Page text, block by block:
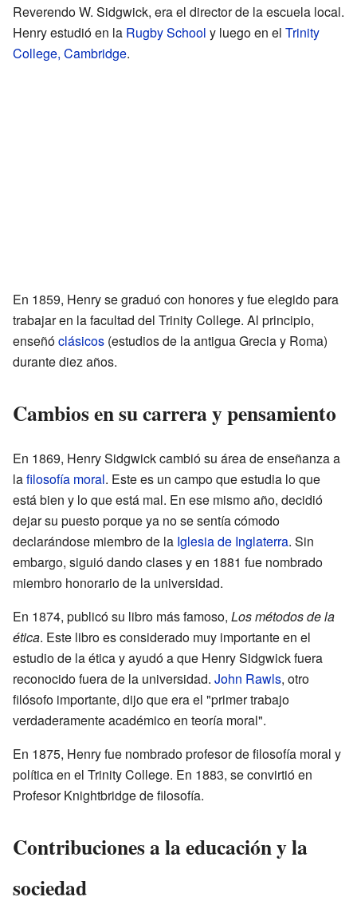
Reverendo W. Sidgwick, era el director de la escuela local.
Henry estudió en la Rugby School y luego en el Trinity
College, Cambridge.
En 1859, Henry se graduó con honores y fue elegido para
trabajar en la facultad del Trinity College. Al principio,
enseñóclásicos (estudios de la antigua Grecia y Roma)
durante diez años.
Cambios en su carrera y pensamiento
En 1869, Henry Sidgwick cambió su área de enseñanza a
lafilosofía moral. Este es un campo que estudia lo que
está bien y lo que está mal. En ese mismo año, decidió
dejar su puesto porque ya no se sentía cómodo
declarándose miembro de la Iglesia de Inglaterra. Sin
embargo, siguió dando clases y en 1881 fue nombrado
miembro honorario de la universidad.
En 1874, publicó su libro más famoso, Los métodos de la
ética. Este libro es considerado muy importante en el
estudio de la ética y ayudó a que Henry Sidgwick fuera
reconocido fuera de la universidad. John Rawls, otro
filósofo importante, dijo que era el "primer trabajo
verdaderamente académico en teoría moral".
En 1875, Henry fue nombrado profesor de filosofía moral y
política en el Trinity College. En 1883, se convirtió en
Profesor Knightbridge de filosofía.
Contribuciones a la educación y la
sociedad